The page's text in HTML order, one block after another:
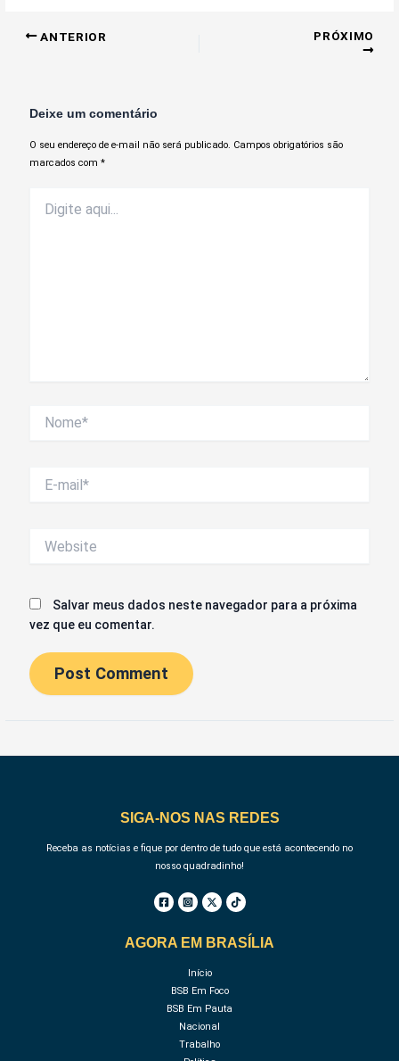
ANTERIOR PRÓXIMO
Deixe um comentário
O seu endereço de e-mail não será publicado. Campos obrigatórios são
marcados com*
aqui...
mail*
Salvar meus dados neste navegador para a próxima
vez que eu comentar.
SIGA-NOS NAS REDES
Receba as notícias e fique por dentro de tudo que está acontecendo no
nosso quadradinho!
AGORA EM BRASÍLIA
Início
BSB Em Foco
BSB Em Pauta
Nacional
Trabalho